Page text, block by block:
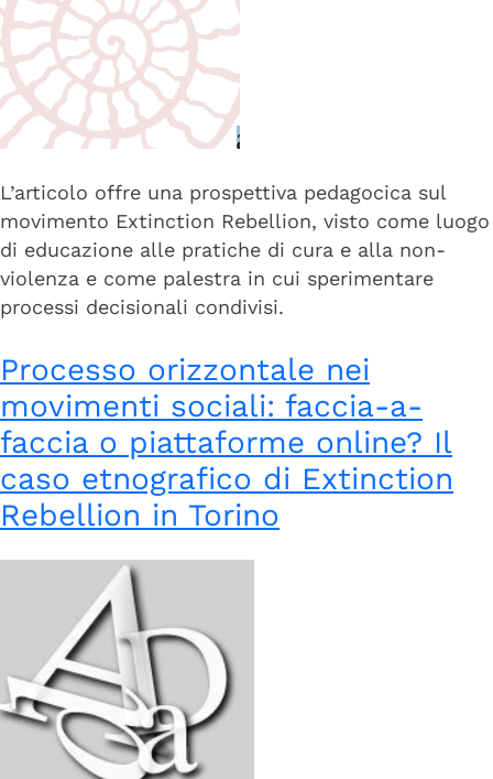
L’articolo offre una prospettiva pedagocica sul
movimento Extinction Rebellion, visto come luogo
di educazione alle pratiche di cura e alla non-
violenza e come palestra in cui sperimentare
processi decisionali condivisi.
Processo orizzontale nei
movimenti sociali: faccia-a-
faccia o piattaforme online? Il
caso etnografico di Extinction
Rebellion in Torino